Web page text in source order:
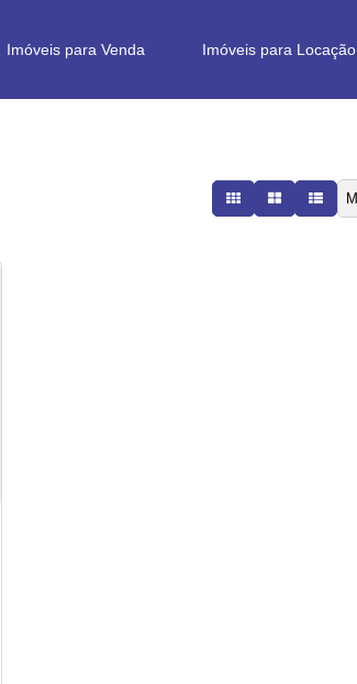
Imóveis para Locação
Imóveis para Venda